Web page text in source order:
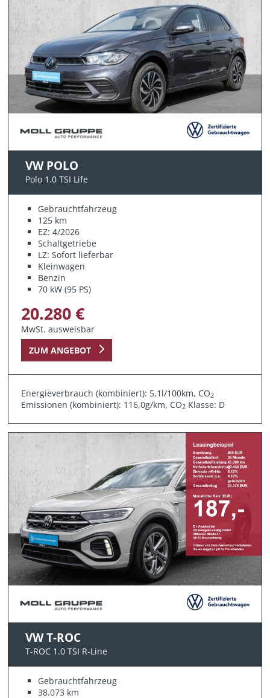
VW POLO
Polo 1.0 TSI Life
Gebrauchtfahrzeug
125 km
EZ: 4/2026
Schaltgetriebe
LZ: Sofort lieferbar
Kleinwagen
Benzin
70 kW (95 PS)
20.280 €
MwSt. ausweisbar
ZUM ANGEBOT
Energieverbrauch (kombiniert): 5,1l/100km, CO2
Emissionen (kombiniert): 116,0g/km, CO2 Klasse: D
VW T-ROC
T-ROC 1.0 TSI R-Line
Gebrauchtfahrzeug
38.073 km